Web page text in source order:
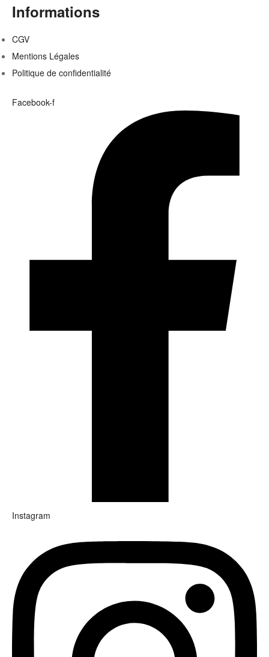
Informations
CGV
Mentions Légales
Politique de confidentialité
Facebook-f
Instagram